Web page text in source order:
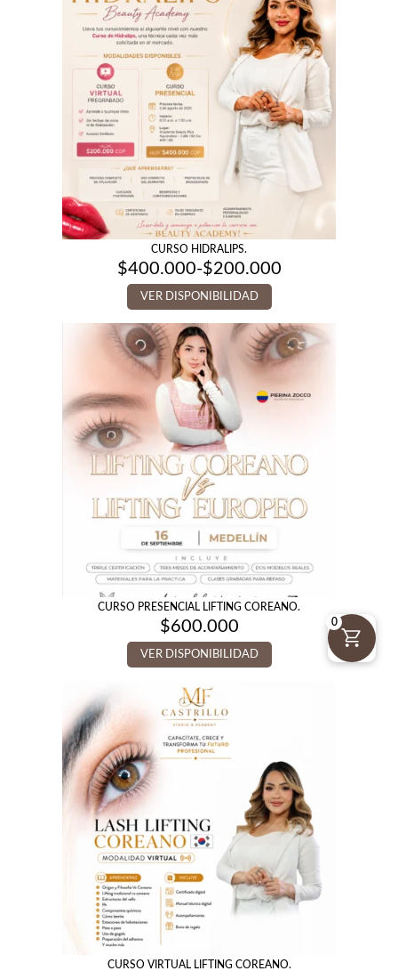
CURSO HIDRALIPS.
$200.000
-
$400.000
Rango
de
precios:
desde
$200.000
hasta
$400.000
VER DISPONIBILIDAD
CURSO PRESENCIAL LIFTING COREANO.
$600.000
VER DISPONIBILIDAD
CURSO VIRTUAL LIFTING COREANO.
0